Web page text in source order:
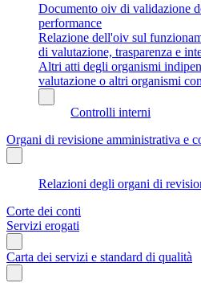
Documento oiv di validazione
performance
Relazione dell'oiv sul
di valutazione, trasparenza e
Altri atti degli organismi
valutazione o altri organismi
Controlli interni
Organi di revisione amministrativa e
Relazioni degli organi di
Corte dei conti
Servizi erogati
Carta dei servizi e standard di qualità